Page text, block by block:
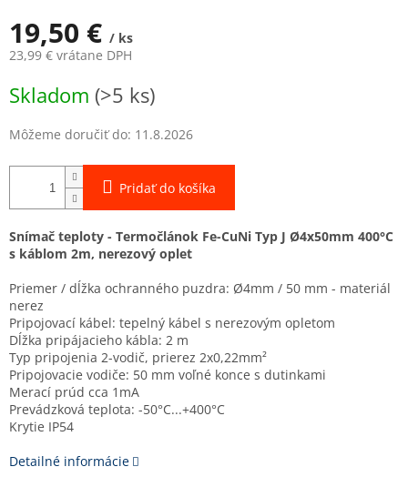
19,50 € / ks
23,99 € vrátane DPH
cena:
Skladom (>5 ks)
Môžeme doručiť do: 11.8.2026
Pridať do košíka
Snímač teploty - Termočlánok Fe-CuNi Typ J Ø4x50mm 400°C
s káblom 2m, nerezový oplet
Priemer / dĺžka ochranného puzdra: Ø4mm / 50 mm - materiál
nerez
Pripojovací kábel: tepelný kábel s nerezovým opletom
Dĺžka pripájacieho kábla: 2 m
Typ pripojenia 2-vodič, prierez 2x0,22mm²
Pripojovacie vodiče: 50 mm voľné konce s dutinkami
Merací prúd cca 1mA
Prevádzková teplota: -50°C...+400°C
Krytie IP54
Detailné informácie